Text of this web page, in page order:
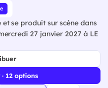
se produit sur scène dans
27 janvier 2027 à LE
12 options